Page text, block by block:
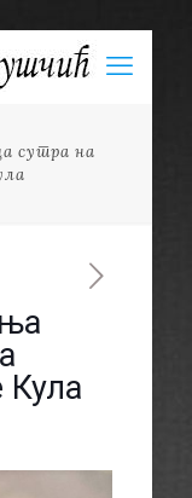
сутра на
Кула